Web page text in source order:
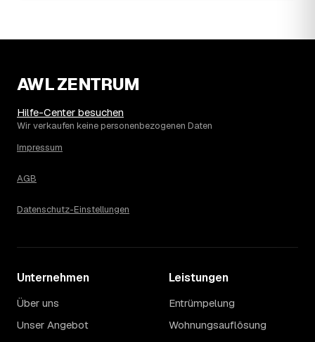
Daten zeigen: Wer frühzeitig anfragt, sichert sich das
Die Spanne ergibt sich vor allem aus Menge und
eher am unteren Ende, eine voll möblierte Wohnung mit
Etage ohne Aufzug oder viel Sperrmüll eher am oberen.
Sondermüllanteil verschieben den Endpreis. Den genauen
kostenlosen Einschätzung.
AWL ZENTRUM
Hilfe-Center besuchen
Wir verkaufen keine personenbezogenen Daten
Impressum
AGB
Datenschutz-Einstellungen
Unternehmen
Über uns
Unser Angebot
Leistungen
Entrümpelung
Wohnungsauflösung